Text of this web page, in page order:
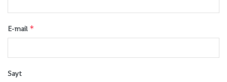
E-mail *
Sayt